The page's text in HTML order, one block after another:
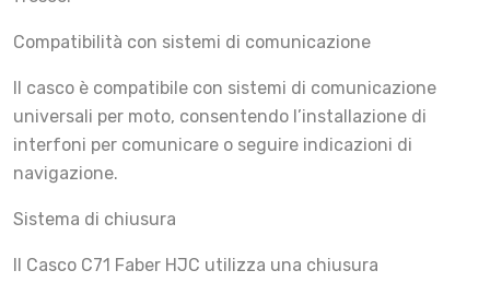
Compatibilità con sistemi di comunicazione
Il casco è compatibile con sistemi di comunicazione
universali per moto, consentendo l’installazione di
interfoni per comunicare o seguire indicazioni di
navigazione.
Sistema di chiusura
Il Casco C71 Faber HJC utilizza una chiusura